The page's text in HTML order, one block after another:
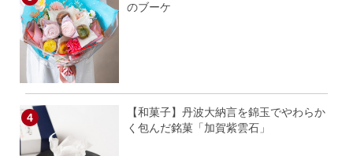
のブーケ
【和菓子】丹波大納言を錦玉でやわらか
く包んだ銘菓「加賀紫雲石」